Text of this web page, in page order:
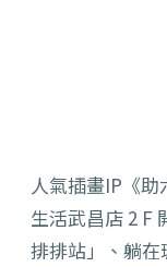
人氣插畫IP《助
生活武昌店 2 F
排排站」、躺在